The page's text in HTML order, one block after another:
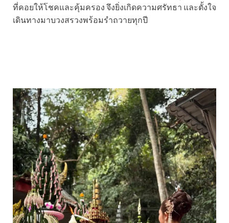
ที่คอยให้โชคและคุ้มครอง จึงยิ่งเกิดความศรัทธา และตั้งใจ
เดินทางมาบวงสรวงพร้อมรำถวายทุกปี